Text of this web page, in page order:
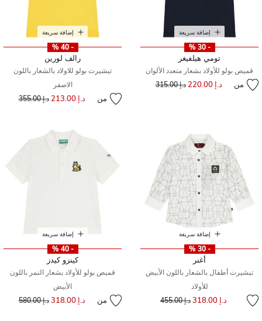
إضافة سريعة
- 30 %
تومي هيلفيغر
قميص بولو للأولاد بشعار متعدد الألوان
من د.إ 220.00 سعر مخفض مند.إ 315.00
إضافة سريعة
- 40 %
رالف لورين
تيشيرت بولو للاولاد بالشعار باللون
الاصفر
من د.إ 213.00 سعر مخفض من
د.إ 355.00 إلى
إضافة سريعة
- 30 %
أغنر
تيشيرت أطفال بالشعار باللون الأبيض
للأولاد
د.إ 318.00 سعر مخفض مند.إ 455.00
إضافة سريعة
- 40 %
كينزو كيدز
قميص بولو للأولاد بشعار النمر باللون
الأبيض
من د.إ 318.00 سعر مخفض من
د.إ 580.00 إلى